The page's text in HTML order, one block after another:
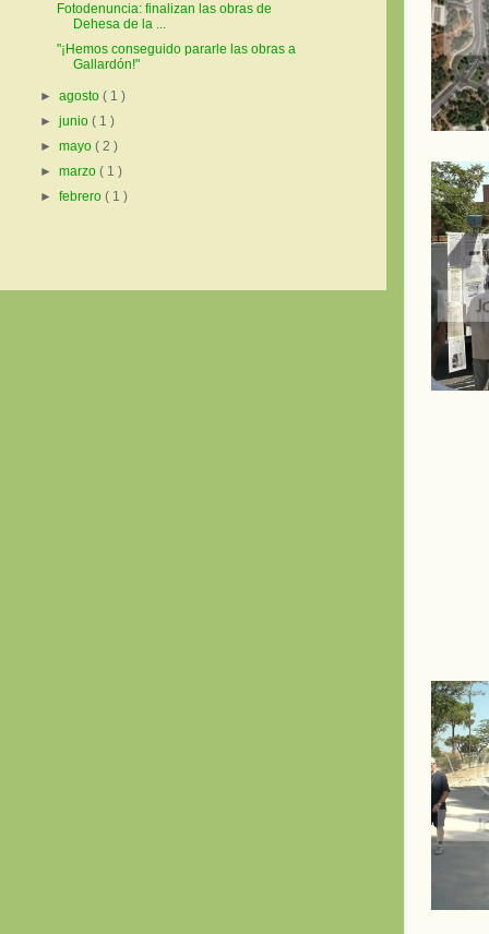
Fotodenuncia: finalizan las obras de
Dehesa de la ...
"¡Hemos conseguido pararle las obras a
Gallardón!"
►agosto( 1 )
►junio( 1 )
►mayo( 2 )
►marzo( 1 )
►febrero( 1 )